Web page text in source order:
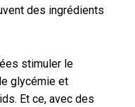
des ingrédients
stimuler le
glycémie et
Et ce, avec des